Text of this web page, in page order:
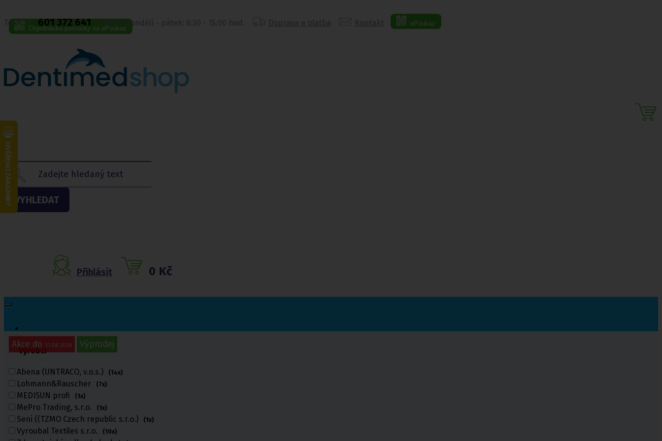
Telefon: 601 372 641 Volejte pondělí - pátek: 6:30 - 15:00 hod. ePoukaz
Objednávka pomůcky na ePoukaz
VYHLEDAT
Přihlásit 0 Kč
pomůcky
Inkontinenční kalhotky
Inkontinenční vložky
Inkontinenční plavky
Inkontinenční podložky
Inkontinenční pleny
Fixační kalhotky a body
Výrobci
Abena (UNTRACO, v.o.s.) (14x)
Lohmann&Rauscher (7x)
MEDISUN profi (1x)
MePro Trading, s.r.o. (1x)
Seni ((TZMO Czech republic s.r.o.) (1x)
Vyroubal Textiles s.r.o. (10x)
Akce do 31.08.2026 Výprodej